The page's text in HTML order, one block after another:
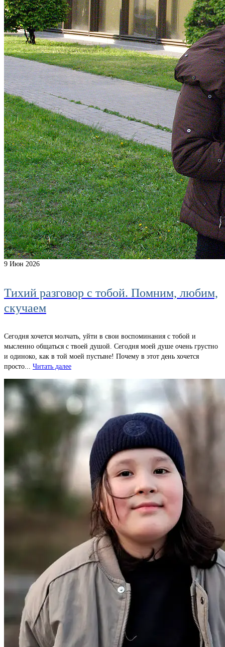
9 Июн 2026
Тихий разговор с тобой. Помним, любим,
скучаем
Сегодня хочется молчать, уйти в свои воспоминания с тобой и
мысленно общаться с твоей душой. Сегодня моей душе очень грустно
и одиноко, как в той моей пустыне! Почему в этот день хочется
просто... Читать далее